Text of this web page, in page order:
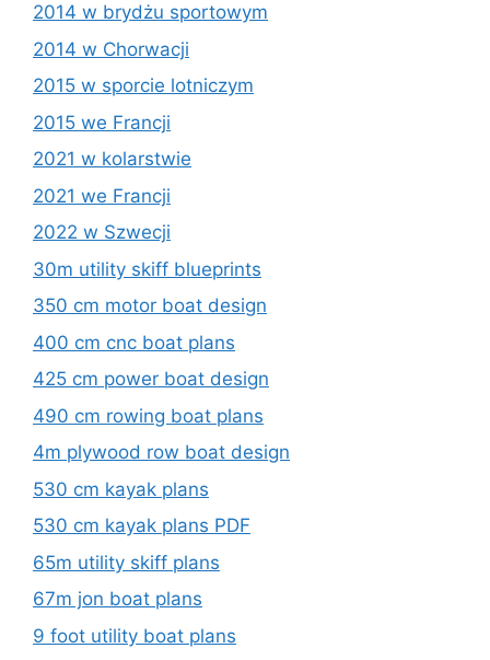
2014 w brydżu sportowym
2014 w Chorwacji
2015 w sporcie lotniczym
2015 we Francji
2021 w kolarstwie
2021 we Francji
2022 w Szwecji
30m utility skiff blueprints
350 cm motor boat design
400 cm cnc boat plans
425 cm power boat design
490 cm rowing boat plans
4m plywood row boat design
530 cm kayak plans
530 cm kayak plans PDF
65m utility skiff plans
67m jon boat plans
9 foot utility boat plans